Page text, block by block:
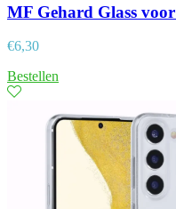
MF Gehard Glass
€6,30
Bestellen